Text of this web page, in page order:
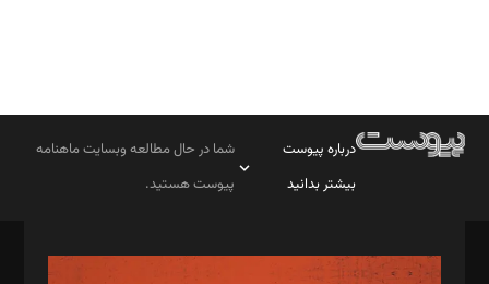
درباره پیوست
بیشتر بدانید
شما در حال مطالعه وبسایت ماهنامه
پیوست هستید.
مدیر مسئول: محمدباقر اثنی‌عشری